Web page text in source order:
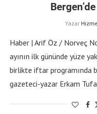
Yazar
Haber | Arif Öz / Norveç
ayının ilk gününde yüze
birlikte iftar programında
gazeteci-yazar Erkam